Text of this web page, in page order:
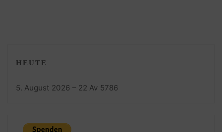
HEUTE
5. August 2026 – 22 Av 5786